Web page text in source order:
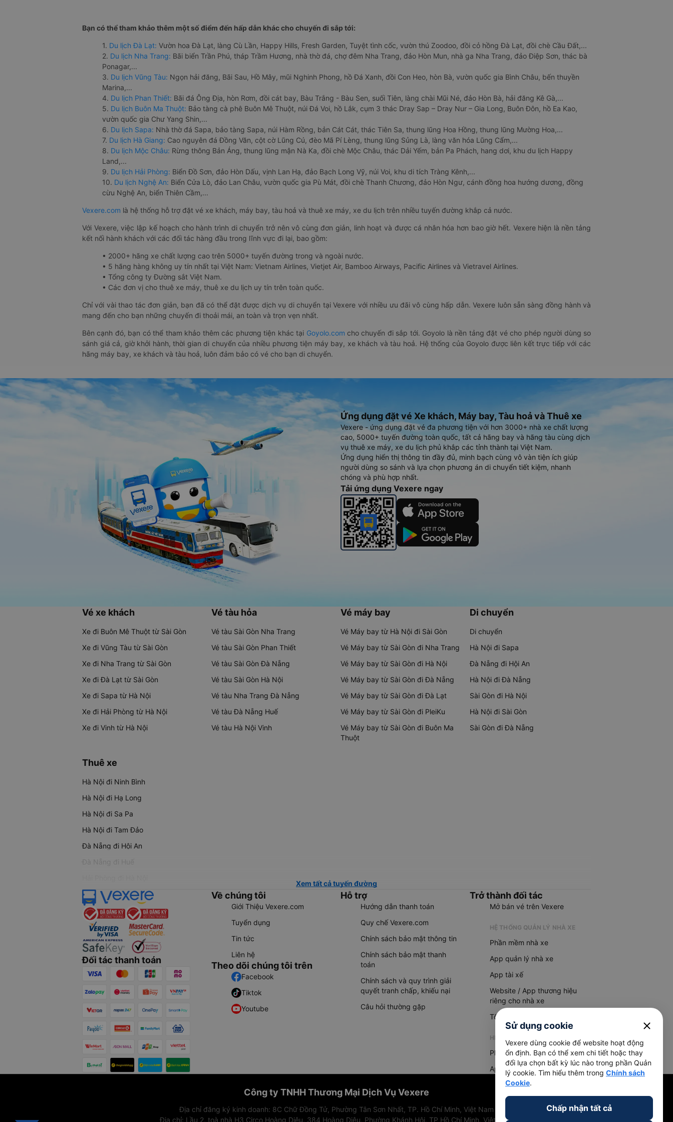
Bạn có thể tham khảo thêm một số điểm đến hấp dẫn khác cho chuyến đi sắp tới:
1. Du lịch Đà Lạt: Vườn hoa Đà Lạt, làng Cù Lần, Happy Hills, Fresh Garden, Tuyệt tình cốc, vườn thú Zoodoo, đồi cỏ hồng Đà Lạt, đồi chè Cầu Đất,...
2. Du lịch Nha Trang: Bãi biển Trần Phú, tháp Trầm Hương, nhà thờ đá, chợ đêm Nha Trang, đảo Hòn Mun, nhà ga Nha Trang, đảo Điệp Sơn, thác bà
Ponagar,...
3. Du lịch Vũng Tàu: Ngọn hải đăng, Bãi Sau, Hồ Mây, mũi Nghinh Phong, hồ Đá Xanh, đồi Con Heo, hòn Bà, vườn quốc gia Bình Châu, bến thuyền
Marina,...
4. Du lịch Phan Thiết: Bãi đá Ông Địa, hòn Rơm, đồi cát bay, Bàu Trắng - Bàu Sen, suối Tiên, làng chài Mũi Né, đảo Hòn Bà, hải đăng Kê Gà,...
5. Du lịch Buôn Ma Thuột: Bảo tàng cà phê Buôn Mê Thuột, núi Đá Voi, hồ Lắk, cụm 3 thác Dray Sap – Dray Nur – Gia Long, Buôn Đôn, hồ Ea Kao,
vườn quốc gia Chư Yang Shin,...
6. Du lịch Sapa: Nhà thờ đá Sapa, bảo tàng Sapa, núi Hàm Rồng, bản Cát Cát, thác Tiên Sa, thung lũng Hoa Hồng, thung lũng Mường Hoa,...
7. Du lịch Hà Giang: Cao nguyên đá Đồng Văn, cột cờ Lũng Cú, đèo Mã Pí Lèng, thung lũng Sủng Là, làng văn hóa Lũng Cẩm,...
8. Du lịch Mộc Châu: Rừng thông Bản Áng, thung lũng mận Nà Ka, đồi chè Mộc Châu, thác Dải Yếm, bản Pa Phách, hang dơi, khu du lịch Happy
Land,...
9. Du lịch Hải Phòng: Biển Đồ Sơn, đảo Hòn Dấu, vịnh Lan Hạ, đảo Bạch Long Vỹ, núi Voi, khu di tích Tràng Kênh,...
10. Du lịch Nghệ An: Biển Cửa Lò, đảo Lan Châu, vườn quốc gia Pù Mát, đồi chè Thanh Chương, đảo Hòn Ngư, cánh đồng hoa hướng dương, đồng
cừu Nghệ An, biển Thiên Cầm,...
Vexere.com là hệ thống hỗ trợ đặt vé xe khách, máy bay, tàu hoả và thuê xe máy, xe du lịch trên nhiều tuyến đường khắp cả nước.
Với Vexere, việc lập kế hoạch cho hành trình di chuyển trở nên vô cùng đơn giản, linh hoạt và được cá nhân hóa hơn bao giờ hết. Vexere hiện là nền tảng
kết nối hành khách với các đối tác hàng đầu trong lĩnh vực đi lại, bao gồm:
• 2000+ hãng xe chất lượng cao trên 5000+ tuyến đường trong và ngoài nước.
• 5 hãng hàng không uy tín nhất tại Việt Nam: Vietnam Airlines, Vietjet Air, Bamboo Airways, Pacific Airlines và Vietravel Airlines.
• Tổng công ty Đường sắt Việt Nam.
• Các đơn vị cho thuê xe máy, thuê xe du lịch uy tín trên toàn quốc.
Chỉ với vài thao tác đơn giản, bạn đã có thể đặt được dịch vụ di chuyển tại Vexere với nhiều ưu đãi vô cùng hấp dẫn. Vexere luôn sẵn sàng đồng hành và
mang đến cho bạn những chuyến đi thoải mái, an toàn và trọn vẹn nhất.
Bên cạnh đó, bạn có thể tham khảo thêm các phương tiện khác tại Goyolo.com cho chuyến đi sắp tới. Goyolo là nền tảng đặt vé cho phép người dùng so
sánh giá cả, giờ khởi hành, thời gian di chuyển của nhiều phương tiện máy bay, xe khách và tàu hoả. Hệ thống của Goyolo được liên kết trực tiếp với các
hãng máy bay, xe khách và tàu hoả, luôn đảm bảo có vé cho bạn di chuyển.
Ứng dụng đặt vé Xe khách, Máy bay, Tàu hoả và Thuê xe
Vexere - ứng dụng đặt vé đa phương tiện với hơn 3000+ nhà xe chất lượng
cao, 5000+ tuyến đường toàn quốc, tất cả hãng bay và hãng tàu cùng dịch
vụ thuê xe máy, xe du lịch phủ khắp các tỉnh thành tại Việt Nam.
Ứng dụng hiển thị thông tin đầy đủ, minh bạch cùng vô vàn tiện ích giúp
người dùng so sánh và lựa chọn phương án di chuyển tiết kiệm, nhanh
chóng và phù hợp nhất.
Tải ứng dụng Vexere ngay
Vé xe khách
Xe đi Buôn Mê Thuột từ Sài Gòn
Xe đi Vũng Tàu từ Sài Gòn
Xe đi Nha Trang từ Sài Gòn
Xe đi Đà Lạt từ Sài Gòn
Xe đi Sapa từ Hà Nội
Xe đi Hải Phòng từ Hà Nội
Xe đi Vinh từ Hà Nội
Vé tàu hỏa
Vé tàu Sài Gòn Nha Trang
Vé tàu Sài Gòn Phan Thiết
Vé tàu Sài Gòn Đà Nẵng
Vé tàu Sài Gòn Hà Nội
Vé tàu Nha Trang Đà Nẵng
Vé tàu Đà Nẵng Huế
Vé tàu Hà Nội Vinh
Vé máy bay
Vé Máy bay từ Hà Nội đi Sài Gòn
Vé Máy bay từ Sài Gòn đi Nha Trang
Vé Máy bay từ Sài Gòn đi Hà Nội
Vé Máy bay từ Sài Gòn đi Đà Nẵng
Vé Máy bay từ Sài Gòn đi Đà Lạt
Vé Máy bay từ Sài Gòn đi PleiKu
Vé Máy bay từ Sài Gòn đi Buôn Ma
Thuột
Di chuyển
Di chuyển
Hà Nội đi Sapa
Đà Nẵng đi Hội An
Hà Nội đi Đà Nẵng
Sài Gòn đi Hà Nội
Hà Nội đi Sài Gòn
Sài Gòn đi Đà Nẵng
Thuê xe
Hà Nội đi Ninh Bình
Hà Nội đi Hạ Long
Hà Nội đi Sa Pa
Hà Nội đi Tam Đảo
Đà Nẵng đi Hội An
Đà Nẵng đi Huế
Xem tất cả tuyến đường
Đối tác thanh toán
Về chúng tôi
Giới Thiệu Vexere.com
Tuyển dụng
Tin tức
Liên hệ
Theo dõi chúng tôi trên
Facebook
Tiktok
Youtube
Hỗ trợ
Hướng dẫn thanh toán
Quy chế Vexere.com
Chính sách bảo mật thông tin
Chính sách bảo mật thanh
toán
Chính sách và quy trình giải
quyết tranh chấp, khiếu nại
Câu hỏi thường gặp
Trở thành đối tác
Mở bán vé trên Vexere
HỆ THỐNG QUẢN LÝ NHÀ XE
Phần mềm nhà xe
App quản lý nhà xe
App tài xế
Website / App thương hiệu
riêng cho nhà xe
Tổng đài AI
HỆ THỐNG QUẢN LÝ HÀNG HOÁ
Phần mềm quản lý hàng hoá
App quản lý hàng hoá
Công ty TNHH Thương Mại Dịch Vụ Vexere
Địa chỉ đăng ký kinh doanh: 8C Chữ Đồng Tử, Phường Tân Sơn Nhất, TP. Hồ Chí Minh, Việt Nam
Địa chỉ: Lầu 2, toà nhà H3 Circo Hoàng Diệu, 384 Hoàng Diệu, Phường Khánh Hội, TP Hồ Chí Minh, Việt Nam
Sử dụng cookie close
Vexere dùng cookie để website hoạt động
ổn định. Bạn có thể xem chi tiết hoặc thay
đổi lựa chọn bất kỳ lúc nào trong phần Quản
lý cookie. Tìm hiểu thêm trong Chính sách
Cookie.
Chấp nhận tất cả